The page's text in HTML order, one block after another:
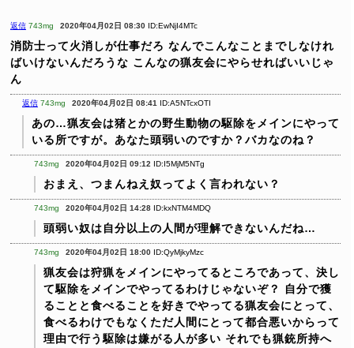
返信 743mg 2020年04月02日 08:30 ID:EwNjI4MTc
消防士って火消しが仕事だろ なんでこんなことまでしなけれ
ばいけないんだろうな こんなの猟友会にやらせればいいじゃ
ん
返信 743mg 2020年04月02日 08:41 ID:A5NTcxOTI
あの…猟友会は猪とかの野生動物の駆除をメインにやって
いる所ですが。あなた頭弱いのですか？バカなのね？
743mg 2020年04月02日 09:12 ID:I5MjM5NTg
おまえ、つまんねえ奴ってよく言われない？
743mg 2020年04月02日 14:28 ID:kxNTM4MDQ
頭弱い奴は自分以上の人間が理解できないんだね…
743mg 2020年04月02日 18:00 ID:QyMjkyMzc
猟友会は狩猟をメインにやってるところであって、決し
て駆除をメインでやってるわけじゃないぞ？
自分で獲
ることと食べることを好きでやってる猟友会にとって、
食べるわけでもなくただ人間にとって都合悪いからって
理由で行う駆除は嫌がる人が多い それでも猟銃所持へ